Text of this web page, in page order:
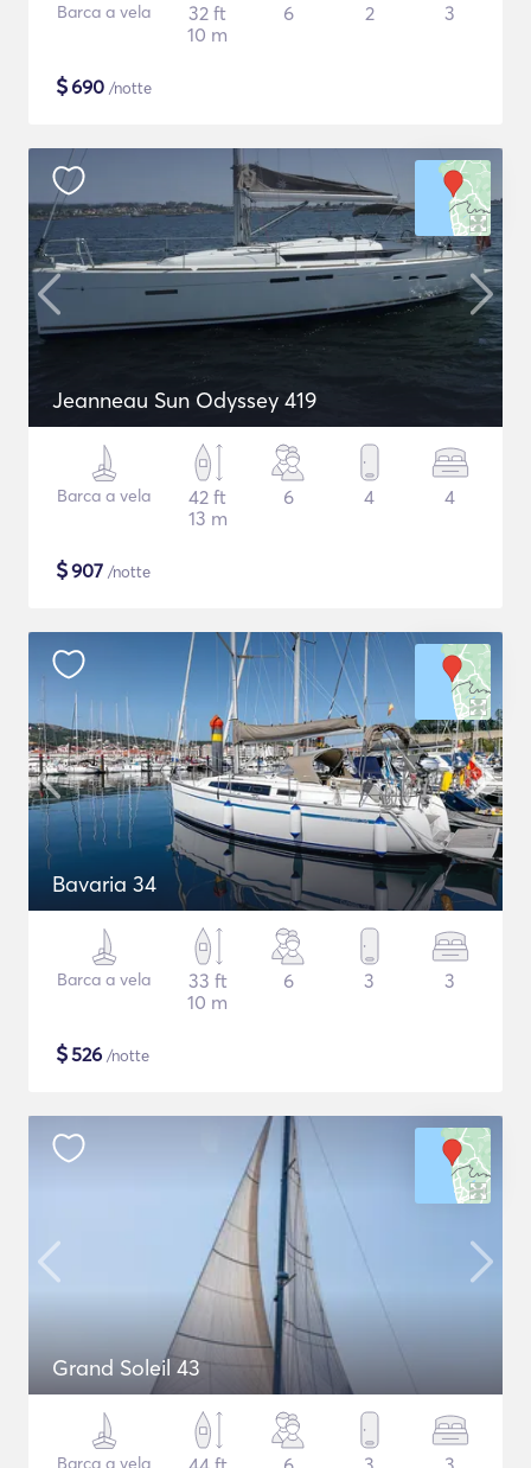
Barca a vela
32 ft
10 m
6 2 3
$690 /notte
Jeanneau Sun Odyssey 419
Barca a vela
42 ft
13 m
6 4 4
$907 /notte
Bavaria 34
Barca a vela
33 ft
10 m
6 3 3
$526 /notte
Grand Soleil 43
Barca a vela